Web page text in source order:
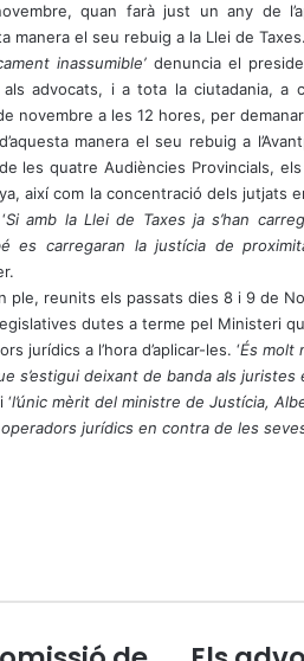
quan farà just un any de
manera el seu rebuig a la Llei de
inassumible’denuncia el
advocats, i a tota la ciutadania, a
novembre a les 12 hores, per
manera el seu rebuig a
les quatre Audiències Provincials,
així com la concentració dels jutjats
Si amb la Llei de Taxes ja s’han
es carregaran la justícia de
ple, reunits els passats dies 8 i 9 de
dutes a terme pel Ministeri
jurídics a l’hora d’aplicar-les. ‘És molt
s’estigui deixant de banda als
‘l’únic mèrit del ministre de Justícia,
jurídics en contra de les
E